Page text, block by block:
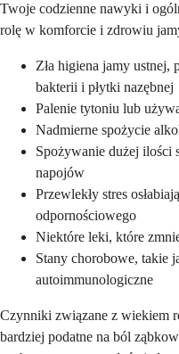
Twoje codzienne nawyki i
rolę w komforcie i zdrowiu
Zła higiena jamy ustnej,
bakterii i płytki nazębnej
Palenie tytoniu lub
Nadmierne spożycie
Spożywanie dużej ilości
napojów
Przewlekły stres
odpornościowego
Niektóre leki, które
Stany chorobowe, takie
autoimmunologiczne
Czynniki związane z wiekiem
bardziej podatne na ból